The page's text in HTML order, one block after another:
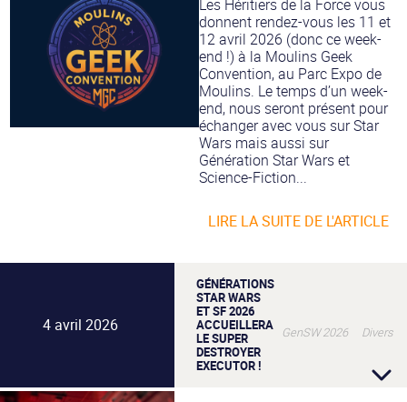
Les Héritiers de la Force vous
donnent rendez-vous les 11 et
12 avril 2026 (donc ce week-
end !) à la Moulins Geek
Convention, au Parc Expo de
Moulins. Le temps d’un week-
end, nous seront présent pour
échanger avec vous sur Star
Wars mais aussi sur
Génération Star Wars et
Science-Fiction...
LIRE LA SUITE DE L'ARTICLE
4 avril 2026
GÉNÉRATIONS
STAR WARS
ET SF 2026
ACCUEILLERA
LE SUPER
DESTROYER
EXECUTOR !
GenSW 2026 Divers